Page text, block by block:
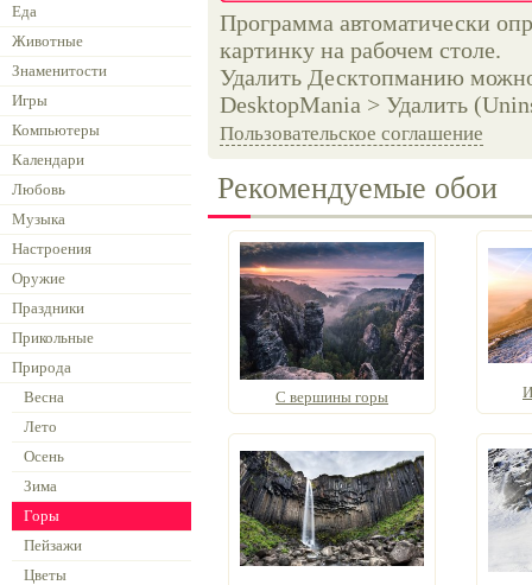
Еда
Животные
Знаменитости
Игры
Компьютеры
Календари
Любовь
Музыка
Настроения
Оружие
Праздники
Прикольные
Природа
Весна
Лето
Осень
Зима
Горы
Пейзажи
Цветы
Программа автоматически
картинку на рабочем столе.
Удалить Десктопманию
DesktopMania > Удалить
Пользовательское соглашение
Рекомендуемые обои
С вершины горы